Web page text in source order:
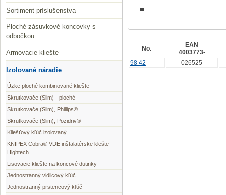
Sortiment príslušenstva
Ploché zásuvkové koncovky s
odbočkou
Armovacie kliešte
Izolované náradie
Úzke ploché kombinované kliešte
Skrutkovače (Slim) - ploché
Skrutkovače (Slim), Phillips®
Skrutkovače (Slim), Pozidriv®
Kliešťový kľúč izolovaný
KNIPEX Cobra® VDE inštalatérske klešte
Hightech
Lisovacie kliešte na koncové dutinky
Jednostranný vidlicový kľúč
Jednostranný prstencový kľúč
No.
EAN
4003773-
98 42
026525